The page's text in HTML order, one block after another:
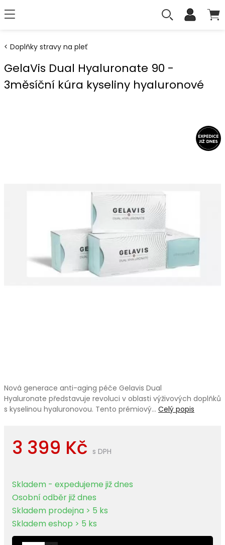
Doplňky stravy na pleť
GelaVis Dual Hyaluronate 90 -
3měsíční kúra kyseliny hyaluronové
Nová generace anti-aging péče Gelavis Dual
Hyaluronate představuje revoluci v oblasti výživových doplňků
s kyselinou hyaluronovou. Tento prémiový… Celý popis
3 399 Kč s DPH
Skladem - expedujeme již dnes
Osobní odběr již dnes
Skladem prodejna > 5 ks
Skladem eshop > 5 ks